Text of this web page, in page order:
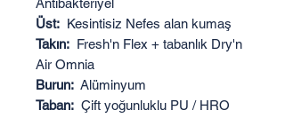
Antibakteriyel
Üst: Kesintisiz Nefes alan kumaş
Takın: Fresh'n Flex + tabanlık Dry'n
Air Omnia
Burun: Alüminyum
Taban: Çift yoğunluklu PU / HRO